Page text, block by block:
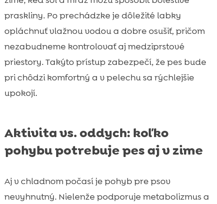
praskliny. Po prechádzke je dôležité labky
opláchnuť vlažnou vodou a dobre osušiť, pričom
nezabudneme kontrolovať aj medziprstové
priestory. Takýto prístup zabezpečí, že pes bude
pri chôdzi komfortný a v pelechu sa rýchlejšie
upokojí.
Aktivita vs. oddych: koľko
pohybu potrebuje pes aj v zime
Aj v chladnom počasí je pohyb pre psov
nevyhnutný. Nielenže podporuje metabolizmus a